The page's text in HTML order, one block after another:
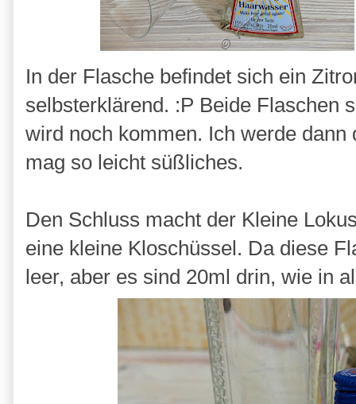
In der Flasche befindet sich ein
selbsterklärend. :P Beide Flaschen
wird noch kommen. Ich werde
mag so leicht süßliches.
Den Schluss macht der Kleine
eine kleine Kloschüssel. Da diese
leer, aber es sind 20ml drin, wie in